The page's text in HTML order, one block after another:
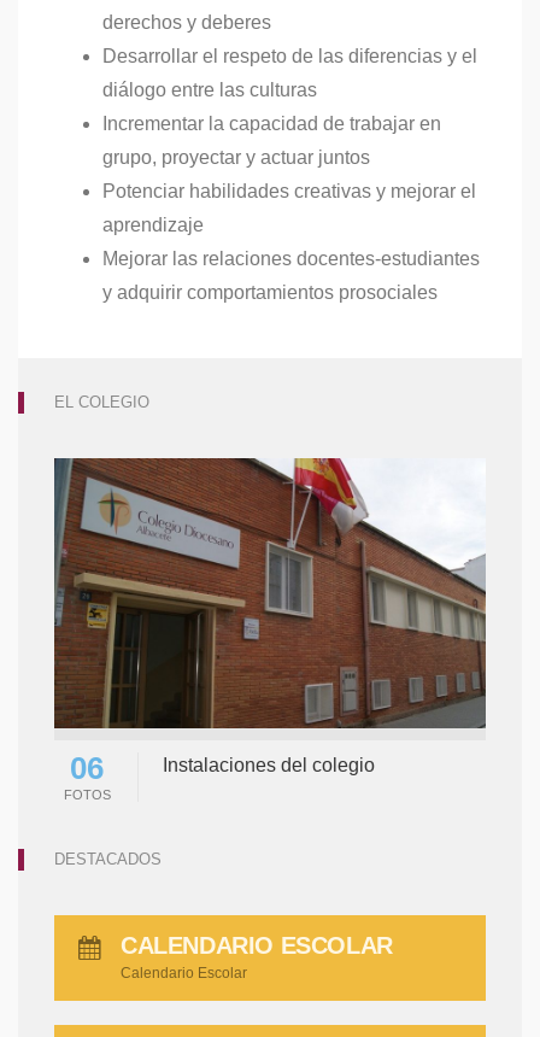
derechos y deberes
Desarrollar el respeto de las diferencias y el
diálogo entre las culturas
Incrementar la capacidad de trabajar en
grupo, proyectar y actuar juntos
Potenciar habilidades creativas y mejorar el
aprendizaje
Mejorar las relaciones docentes-estudiantes
y adquirir comportamientos prosociales
EL COLEGIO
06
FOTOS
Instalaciones del colegio
DESTACADOS
CALENDARIO ESCOLAR
Calendario Escolar